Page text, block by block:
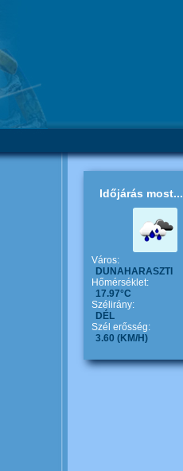
Időjárás most...
Város:
DUNAHARASZTI
Hőmérséklet:
17.97°C
Szélirány:
DÉL
Szél erősség:
3.60 (KM/H)